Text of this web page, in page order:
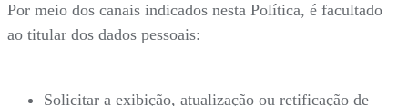
Por meio dos canais indicados nesta Política, é facultado
ao titular dos dados pessoais:
Solicitar a exibição, atualização ou retificação de